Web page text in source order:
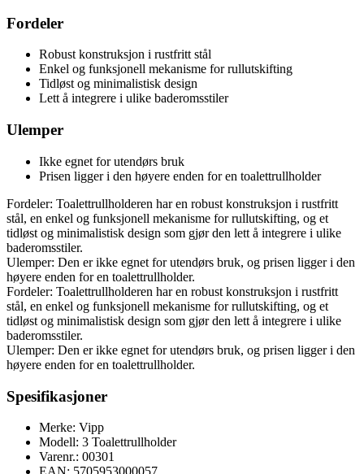
Fordeler
Robust konstruksjon i rustfritt stål
Enkel og funksjonell mekanisme for rullutskifting
Tidløst og minimalistisk design
Lett å integrere i ulike baderomsstiler
Ulemper
Ikke egnet for utendørs bruk
Prisen ligger i den høyere enden for en toalettrullholder
Fordeler: Toalettrullholderen har en robust konstruksjon i rustfritt
stål, en enkel og funksjonell mekanisme for rullutskifting, og et
tidløst og minimalistisk design som gjør den lett å integrere i ulike
baderomsstiler.
Ulemper: Den er ikke egnet for utendørs bruk, og prisen ligger i den
høyere enden for en toalettrullholder.
Fordeler: Toalettrullholderen har en robust konstruksjon i rustfritt
stål, en enkel og funksjonell mekanisme for rullutskifting, og et
tidløst og minimalistisk design som gjør den lett å integrere i ulike
baderomsstiler.
Ulemper: Den er ikke egnet for utendørs bruk, og prisen ligger i den
høyere enden for en toalettrullholder.
Spesifikasjoner
Merke: Vipp
Modell: 3 Toalettrullholder
Varenr.: 00301